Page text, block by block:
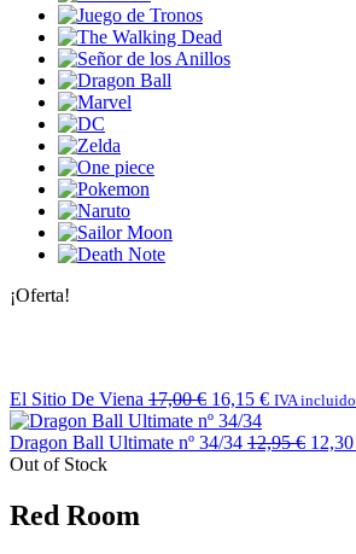
¡Oferta!
El Sitio De Viena 17,00€ 16,15 € IVA incluido
Dragon Ball Ultimate nº 34/34 12,95€ 12,30
Out of Stock
Red Room